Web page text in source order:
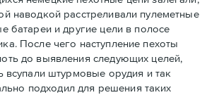
наводкой расстреливали пулеметные
батареи и другие цели в полосе
После чего наступление пехоты
до выявления следующих целей,
всупали штурмовые орудия и так
подходил для решения таких